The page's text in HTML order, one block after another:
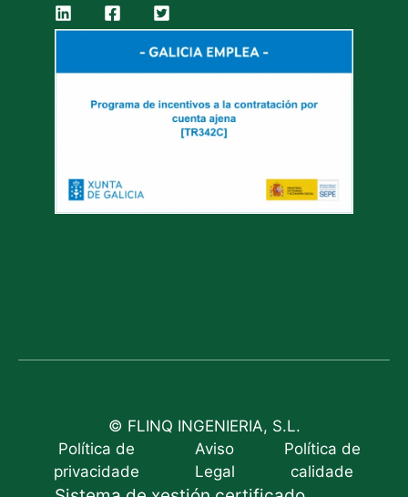
© FLINQ INGENIERIA, S.L.
Política de
privacidade
Aviso
Legal
Política de
calidade